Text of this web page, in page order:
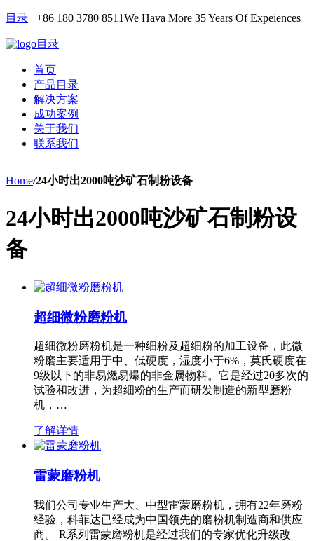
目录 +86 180 3780 8511We Hava More 35 Years Of Expeiences
目录
首页
产品目录
解决方案
成功案例
关于我们
联系我们
Home/24小时出2000吨沙矿石制粉设备
24小时出2000吨沙矿石制粉设
备
超细微粉磨粉机
超细微粉磨粉机是一种细粉及超细粉的加工设备，此微
粉磨主要适用于中、低硬度，湿度小于6%，莫氏硬度在
9级以下的非易燃易爆的非金属物料。它是经过20多次的
试验和改进，为超细粉的生产而研发制造的新型磨粉
机，…
了解详情
雷蒙磨粉机
我们公司专业生产大、中型雷蒙磨粉机，拥有22年磨粉
经验，科菲达已经成为中国领先的磨粉机制造商和供应
商。 R系列雷蒙磨粉机是经过我们的专家优化升级改